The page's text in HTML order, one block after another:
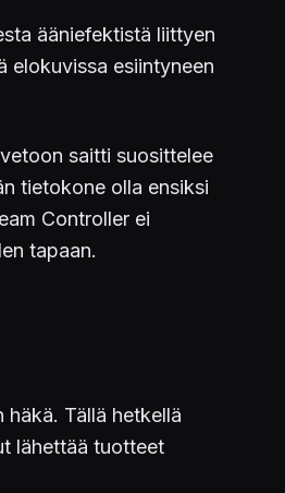
ääniefektistä liittyen
elokuvissa esiintyneen
saitti suosittelee
tietokone olla ensiksi
Controller ei
tapaan.
Tällä hetkellä
lähettää tuotteet